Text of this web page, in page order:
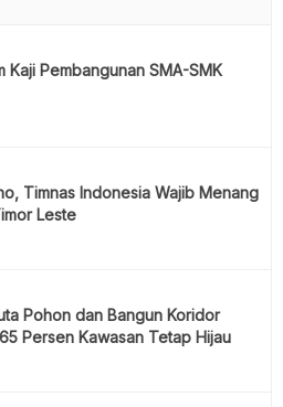
Kaji Pembangunan SMA-SMK
Timnas Indonesia Wajib Menang
Leste
Pohon dan Bangun Koridor
Persen Kawasan Tetap Hijau